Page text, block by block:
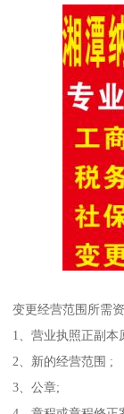
变更经营范围所需
1、营业执照正副本
2、新的经营范围 ;
3、公章;